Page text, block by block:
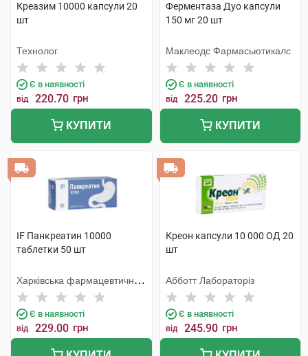
Креазим 10000 капсули 20
шт
Технолог
Є в наявності
від 220.70 грн
КУПИТИ
Ферментаза Дуо капсули
150 мг 20 шт
Маклеодс Фармасьютикалс
Є в наявності
від 225.20 грн
КУПИТИ
IF Панкреатин 10000
таблетки 50 шт
Харківська фармацевтична
фабрика
Є в наявності
від 229.00 грн
Креон капсули 10 000 ОД 20
шт
Абботт Лабораторіз
Є в наявності
від 245.90 грн